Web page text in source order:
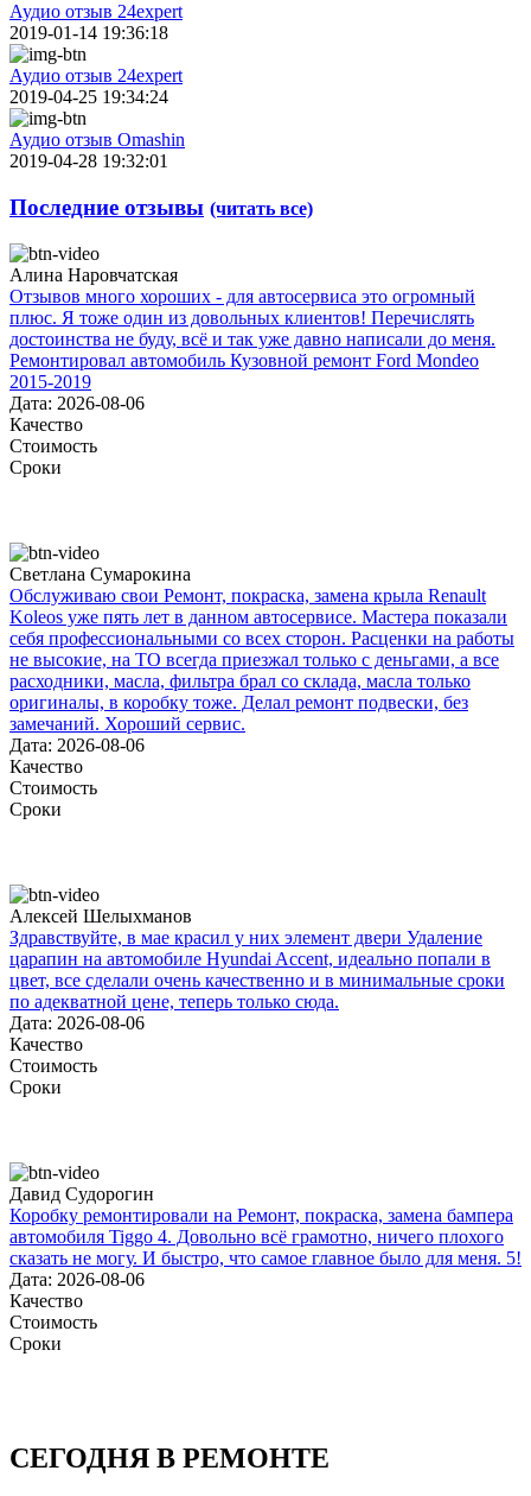
Аудио отзыв 24expert
2019-01-14 19:36:18
Аудио отзыв 24expert
2019-04-25 19:34:24
Аудио отзыв Omashin
2019-04-28 19:32:01
Последние отзывы (читать все)
Алина Наровчатская
Отзывов много хороших - для автосервиса это огромный
плюс. Я тоже один из довольных клиентов! Перечислять
достоинства не буду, всё и так уже давно написали до меня.
Ремонтировал автомобиль Кузовной ремонт Ford Mondeo
2015-2019
Дата: 2026-08-06
Качество
Стоимость
Сроки
Светлана Сумарокина
Обслуживаю свои Ремонт, покраска, замена крыла Renault
Koleos уже пять лет в данном автосервисе. Мастера показали
себя профессиональными со всех сторон. Расценки на работы
не высокие, на ТО всегда приезжал только с деньгами, а все
расходники, масла, фильтра брал со склада, масла только
оригиналы, в коробку тоже. Делал ремонт подвески, без
замечаний. Хороший сервис.
Дата: 2026-08-06
Качество
Стоимость
Сроки
Алексей Шелыхманов
Здравствуйте, в мае красил у них элемент двери Удаление
царапин на автомобиле Hyundai Accent, идеально попали в
цвет, все сделали очень качественно и в минимальные сроки
по адекватной цене, теперь только сюда.
Дата: 2026-08-06
Качество
Стоимость
Сроки
Давид Судорогин
Коробку ремонтировали на Ремонт, покраска, замена бампера
автомобиля Tiggo 4. Довольно всё грамотно, ничего плохого
сказать не могу. И быстро, что самое главное было для меня. 5!
Дата: 2026-08-06
Качество
Стоимость
Сроки
СЕГОДНЯ В РЕМОНТЕ